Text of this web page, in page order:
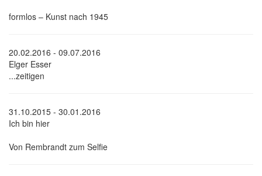
formlos – Kunst nach 1945
20.02.2016 - 09.07.2016
Elger Esser
...zeitigen
31.10.2015 - 30.01.2016
Ich bin hier
Von Rembrandt zum Selfie